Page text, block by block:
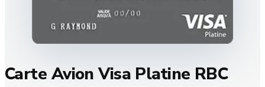
Carte Avion Visa Platine RBC